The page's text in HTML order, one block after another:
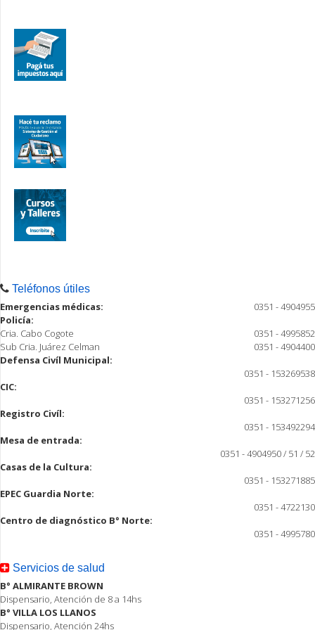
Teléfonos útiles
Emergencias médicas:
0351 - 4904955
Policía:
Cria. Cabo Cogote
0351 - 4995852
Sub Cria. Juárez Celman
0351 - 4904400
Defensa Civíl Municipal:
0351 - 153269538
CIC:
0351 - 153271256
Registro Civíl:
0351 - 153492294
Mesa de entrada:
0351 - 4904950 / 51 / 52
Casas de la Cultura:
0351 - 153271885
EPEC Guardia Norte:
0351 - 4722130
Centro de diagnóstico B° Norte:
0351 - 4995780
Servicios de salud
B° ALMIRANTE BROWN
Dispensario, Atención de 8 a 14hs
B° VILLA LOS LLANOS
Dispensario, Atención 24hs